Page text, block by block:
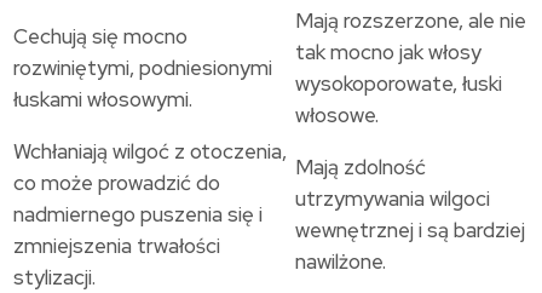
Cechują się mocno
rozwiniętymi, podniesionymi
łuskami włosowymi.
Mają rozszerzone, ale nie
tak mocno jak włosy
wysokoporowate, łuski
włosowe.
Wchłaniają wilgoć z otoczenia,
co może prowadzić do
nadmiernego puszenia się i
zmniejszenia trwałości
stylizacji.
Mają zdolność
utrzymywania wilgoci
wewnętrznej i są bardziej
nawilżone.